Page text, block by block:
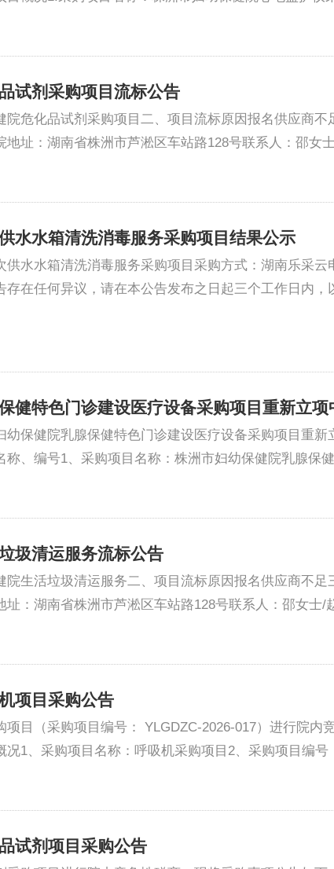
试剂采购项目流标公告
院危化品试剂采购项目二、项目流标原因报名供应商
址：湖南省株洲市芦淞区车站路128号联系人：邵女
水水箱清洗消毒服务采购项目结果公示
水水箱清洗消毒服务采购项目采购方式：湖南乐采
存在任何异议，请在本公告发布之日起三个工作日内
健特色门诊建设医疗设备采购项目重新立
幼保健院乳腺保健特色门诊建设医疗设备采购项目重
称、编号1、采购项目名称：株洲市妇幼保健院乳腺保
圾清运服务流标公告
院生活垃圾清运服务二、项目流标原因报名供应商不
：湖南省株洲市芦淞区车站路128号联系人：邵女士/
项目采购公告
目（采购项目编号： YLGDZC-2026-017）进行院
1、采购项目名称：呼吸机采购项目2、采购项目编
试剂项目采购公告